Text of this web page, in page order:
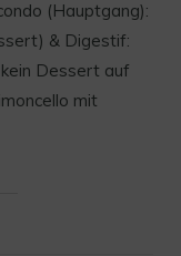
(Hauptgang):
& Digestif:
kein Dessert auf
mit